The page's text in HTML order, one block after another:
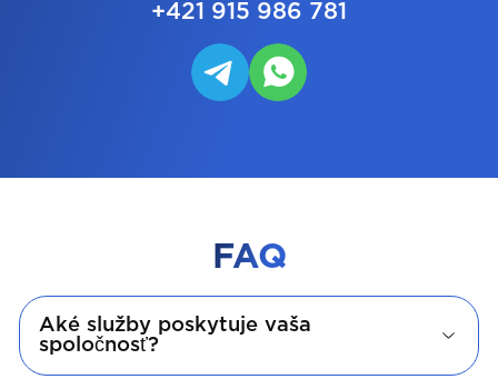
+421 915 986 781
FAQ
Aké služby poskytuje vaša
spoločnosť?